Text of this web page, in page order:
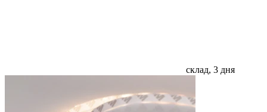
склад, 3 дня